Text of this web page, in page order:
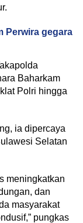
Perwira gegara
Baharkam
Polri hingga
ia dipercaya
Selatan
meningkatkan
dan
masyarakat
pungkas